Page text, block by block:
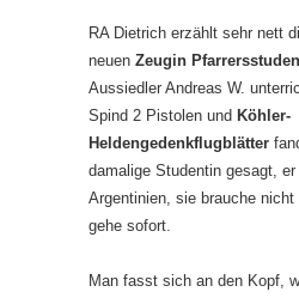
RA Dietrich erzählt sehr nett
neuen Zeugin
Aussiedler Andreas W.
Spind 2 Pistolen und Köhler-
Heldengedenkflugblätter
damalige Studentin gesagt,
Argentinien, sie brauche
gehe sofort.
Man fasst sich an den Kopf,